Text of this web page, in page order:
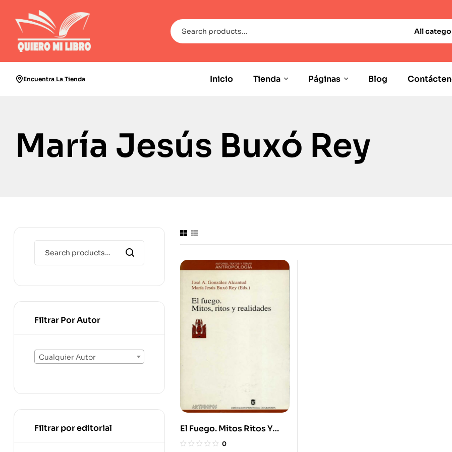
All
Encuentra La Tienda Inicio Tienda Páginas Blog
María Jesús Buxó Rey
El Fuego. Mitos Ritos Y
Realidades
0
Filtrar Por Autor
Cualquier Autor
Filtrar por editorial